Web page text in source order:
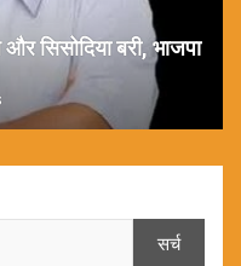
सिसोदिया बरी, भाजपा
सर्च